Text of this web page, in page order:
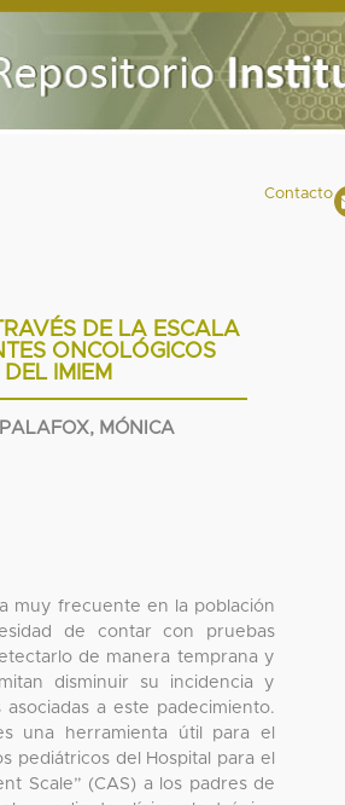
Contacto
DE LA ESCALA
ONCOLÓGICOS
IMIEM
MÓNICA
muy frecuente en la población
de contar con pruebas
de manera temprana y
disminuir su incidencia y
a este padecimiento.
una herramienta útil para el
pediátricos del Hospital para el
Scale” (CAS) a los padres de